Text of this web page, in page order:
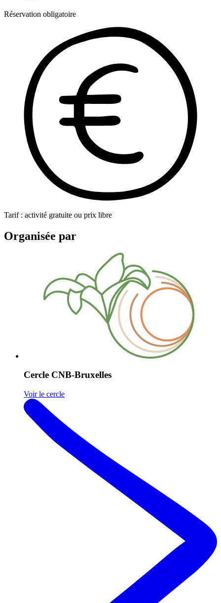
Réservation obligatoire
Tarif : activité gratuite ou prix libre
Organisée par
Cercle CNB-Bruxelles
Voir le cercle